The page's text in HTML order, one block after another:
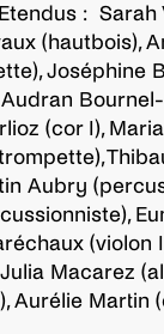
: Sarah
(hautbois),
Joséphine
(cor I),
Aubry
(violon
Macarez
Aurélie Martin